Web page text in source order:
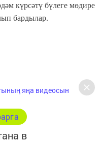
күрсәтү бүлеге мөдире
бардылар.
и интересным в
в
яңа видеосын